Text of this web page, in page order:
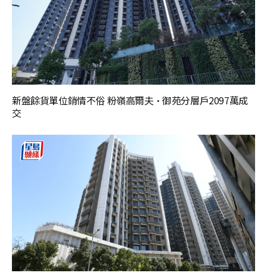
新盤餘貨單位銷情不俗 粉嶺高爾夫·御苑分層戶2097萬成
交